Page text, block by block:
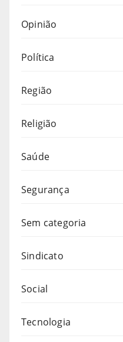
Opinião
Política
Região
Religião
Saúde
Segurança
Sem categoria
Sindicato
Social
Tecnologia